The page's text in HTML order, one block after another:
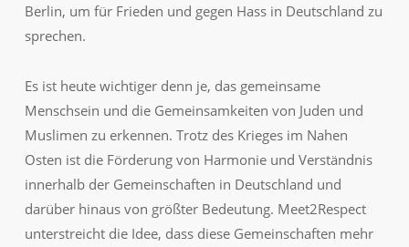
Berlin, um für Frieden und gegen Hass in Deutschland zu
sprechen.
Es ist heute wichtiger denn je, das gemeinsame
Menschsein und die Gemeinsamkeiten von Juden und
Muslimen zu erkennen. Trotz des Krieges im Nahen
Osten ist die Förderung von Harmonie und Verständnis
innerhalb der Gemeinschaften in Deutschland und
darüber hinaus von größter Bedeutung. Meet2Respect
unterstreicht die Idee, dass diese Gemeinschaften mehr